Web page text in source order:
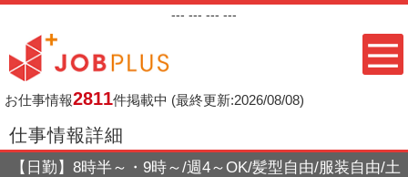
--- --- --- ---
お仕事情報2811件掲載中 (最終更新:2026/08/08)
仕事情報詳細
【日勤】8時半～・9時～/週4～OK/髪型自由/服装自由/土